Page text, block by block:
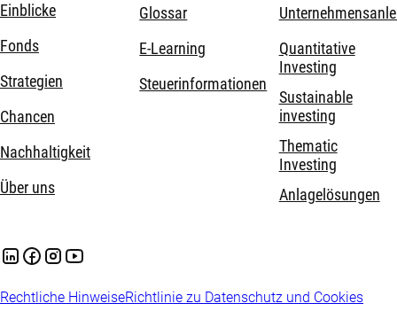
Einblicke
Fonds
Strategien
Chancen
Nachhaltigkeit
Über uns
Glossar
E-Learning
Steuerinformationen
Quantitative
Investing
Sustainable
investing
Thematic
Investing
Anlagelösungen
Rechtliche HinweiseRichtlinie zu Datenschutz und Cookies